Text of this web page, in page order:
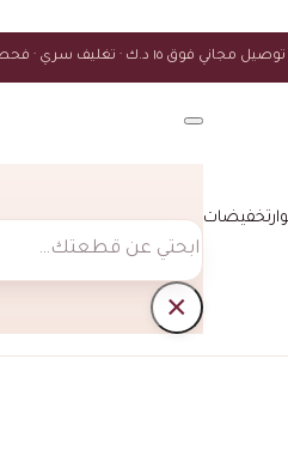
توصيل مجاني فوق ١٥ د.ك · تغليف سري · فحص عند الاستلام · دفع آمن K-Net / فيزا / ماستركارد
تخفيضاتبحث
×